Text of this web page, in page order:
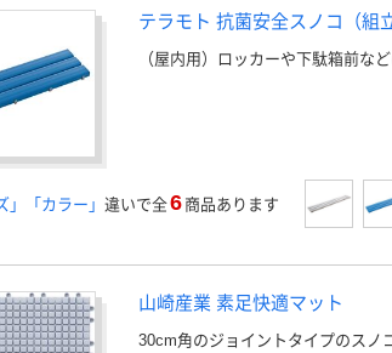
テラモト 抗菌安全スノコ（組
（屋内用）ロッカーや下駄箱前な
」「カラー」 違いで全6 商品あります
山崎産業 素足快適マット
30cm角のジョイントタイプのスノ